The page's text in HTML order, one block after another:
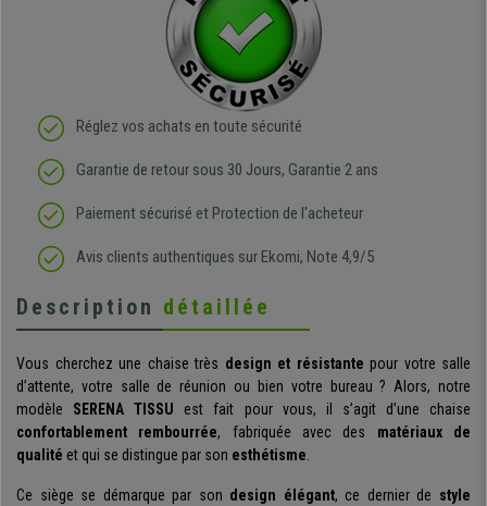
Réglez vos achats en toute sécurité
Garantie de retour sous 30 Jours, Garantie 2 ans
Paiement sécurisé et Protection de l'acheteur
Avis clients authentiques sur Ekomi, Note 4,9/5
Description détaillée
Vous cherchez une chaise très design et résistante pour votre salle
d’attente, votre salle de réunion ou bien votre bureau ? Alors, notre
modèle SERENA TISSU est fait pour vous, il s’agit d’une chaise
confortablement rembourrée, fabriquée avec des matériaux de
qualité et qui se distingue par son esthétisme.
Ce siège se démarque par son design élégant, ce dernier de style